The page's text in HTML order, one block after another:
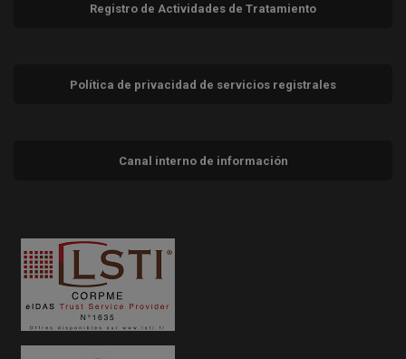
Registro de Actividades de Tratamiento
Política de privacidad de servicios registrales
Canal interno de información